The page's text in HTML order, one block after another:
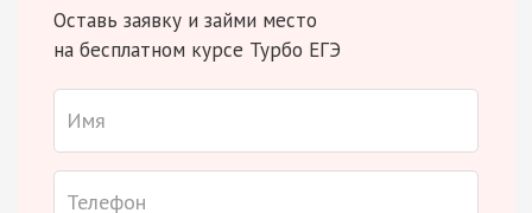
Оставь заявку и займи место
на бесплатном курсе Турбо ЕГЭ